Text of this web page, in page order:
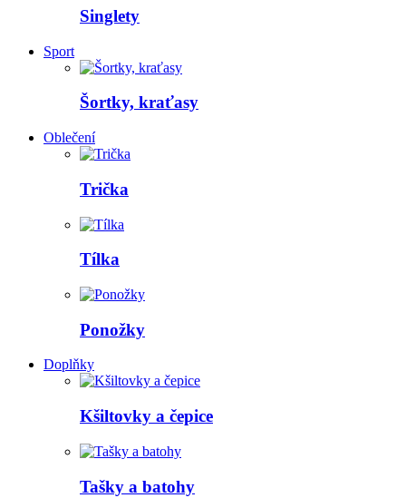
Singlety
Sport
Šortky, kraťasy
Oblečení
Trička
Tílka
Ponožky
Doplňky
Kšiltovky a čepice
Tašky a batohy